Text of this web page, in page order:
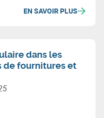
entreprises,
EN SAVOIR PLUS
dans les
de fournitures et